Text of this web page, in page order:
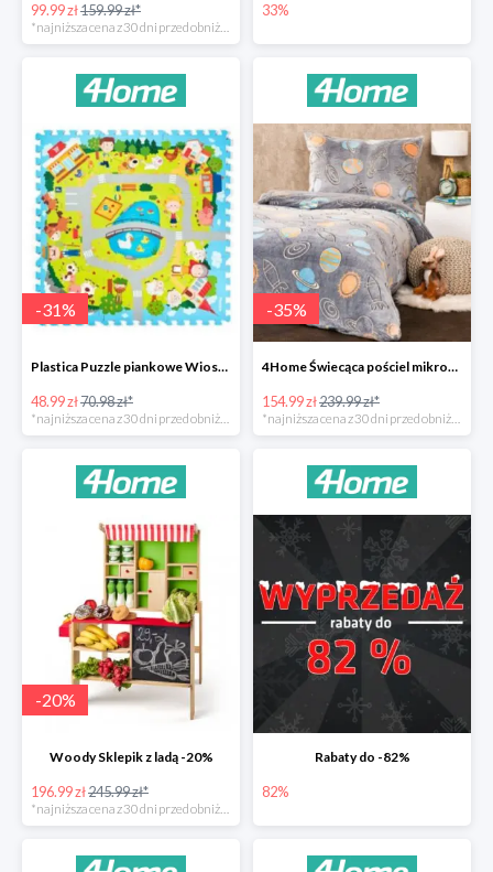
99.99 zł159.99 zł*
*najniższa cena z 30 dni przed obniżką
33%
-31%
Plastica Puzzle piankowe Wioska -31%
48.99 zł70.98 zł*
-35%
4Home Świecąca pościel mikroflanela Planetarium -35%
154.99 zł239.99 zł*
-20%
Woody Sklepik z ladą -20%
196.99 zł245.99 zł*
*najniższa cena z 30 dni przed obniżką
Rabaty do -82%
82%